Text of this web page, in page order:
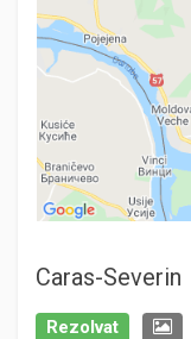
Caras-Severin
Rezolvat